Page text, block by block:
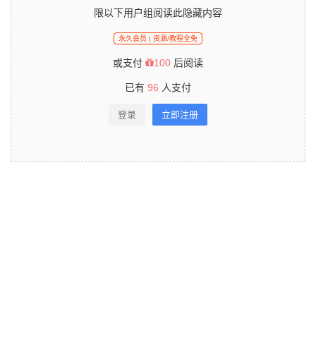
限以下用户组阅读此隐藏内容
永久会员 | 资源/教程全免
或支付 100 后阅读
已有 96 人支付
登录 立即注册